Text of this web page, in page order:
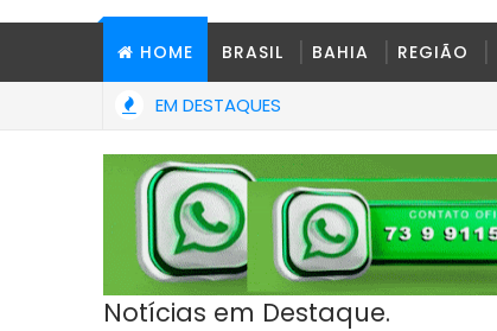
HOME BRASIL BAHIA REGIÃO
EM DESTAQUES
Notícias em Destaque.